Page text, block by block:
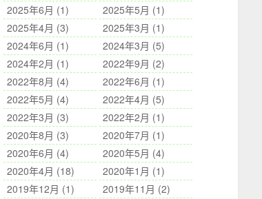
2025年6月 (1)
2025年5月 (1)
2025年4月 (3)
2025年3月 (1)
2024年6月 (1)
2024年3月 (5)
2024年2月 (1)
2022年9月 (2)
2022年8月 (4)
2022年6月 (1)
2022年5月 (4)
2022年4月 (5)
2022年3月 (3)
2022年2月 (1)
2020年8月 (3)
2020年7月 (1)
2020年6月 (4)
2020年5月 (4)
2020年4月 (18)
2020年1月 (1)
2019年12月 (1)
2019年11月 (2)